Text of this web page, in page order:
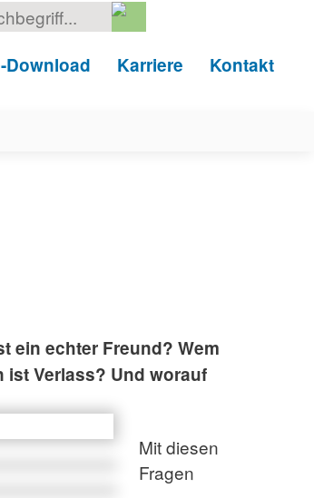
Download Karriere Kontakt
ein echter Freund? Wem
Verlass? Und worauf
Mit diesen
Fragen